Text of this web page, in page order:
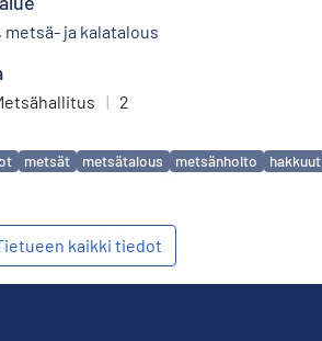
metsä- ja kalatalous
| 2
metsät metsätalous metsänhoito hakkuut
kaikki tiedot